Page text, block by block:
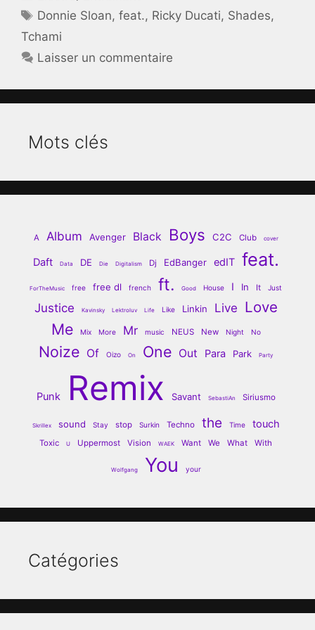
Étiquettes
Donnie Sloan,feat., Ricky Ducati, Shades,
Tchami
Laisser un commentaire
Mots clés
A Album Avenger Black Boys C2C Club cover
Daft Data DE Die Digitalism Dj EdBanger edIT feat.
ForTheMusic free free dl french ft. Good House I In It Just
Justice Kavinsky Lektroluv Life Like Linkin Live Love
Me Mix More Mr music NEUS New Night No
Noize Of Oizo On One Out Para Park Party
Punk Remix Savant SebastiAn Siriusmo
Skrillex sound Stay stop Surkin Techno the Time touch
Toxic U Uppermost Vision WAEK Want We What With
Wolfgang You your
Catégories